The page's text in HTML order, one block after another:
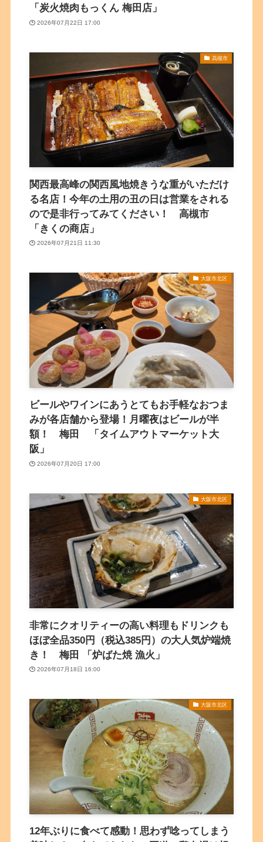
「炭火焼肉もっくん 梅田店」
2026年07月22日 17:00
高槻市
関西最高峰の関西風地焼きうな重がいただけ
る名店！今年の土用の丑の日は営業をされる
ので是非行ってみてください！ 高槻市
「きくの商店」
2026年07月21日 11:30
大阪市北区
ビールやワインにあうとてもお手軽なおつま
みが各店舗から登場！月曜夜はビールが半
額！ 梅田 「タイムアウトマーケット大
阪」
2026年07月20日 17:00
大阪市北区
非常にクオリティーの高い料理もドリンクも
ほぼ全品350円（税込385円）の大人気炉端焼
き！ 梅田 「炉ばた焼 漁火」
2026年07月18日 16:00
大阪市北区
12年ぶりに食べて感動！思わず唸ってしまう